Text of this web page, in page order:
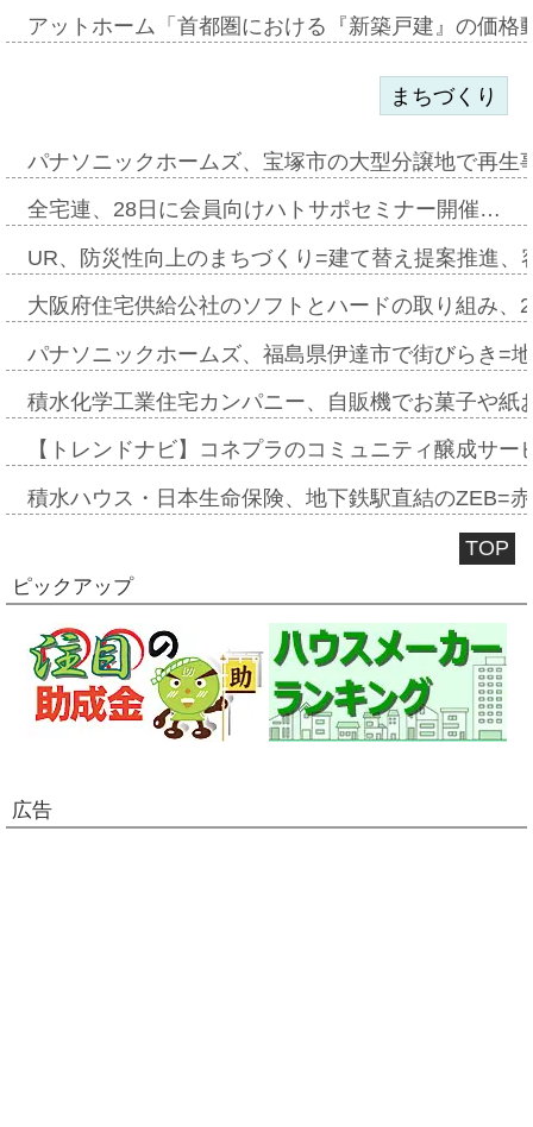
アットホーム「首都圏における『新築戸建』の価
まちづくり
パナソニックホームズ、宝塚市の大型分譲地で再
全宅連、28日に会員向けハトサポセミナー開催…
UR、防災性向上のまちづくり=建て替え提案推進
大阪府住宅供給公社のソフトとハードの取り組み
パナソニックホームズ、福島県伊達市で街びらき=
積水化学工業住宅カンパニー、自販機でお菓子や
【トレンドナビ】コネプラのコミュニティ醸成サ
積水ハウス・日本生命保険、地下鉄駅直結のZEB=
TOP
ピックアップ
広告